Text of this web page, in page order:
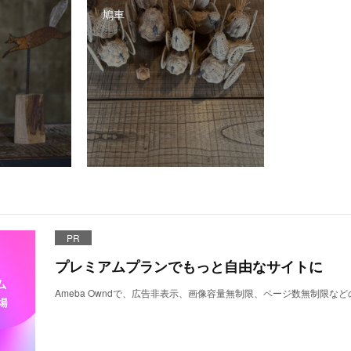
鳩車
PR
プレミアムプランでもっと自由なサイトに
Ameba Owndで、広告非表示、画像容量無制限、ページ数無制限など